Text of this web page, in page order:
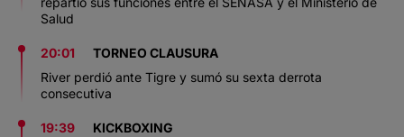
Salud
20:01
TORNEO CLAUSURA
River perdió ante Tigre y sumó su sexta derrota
consecutiva
19:39
KICKBOXING